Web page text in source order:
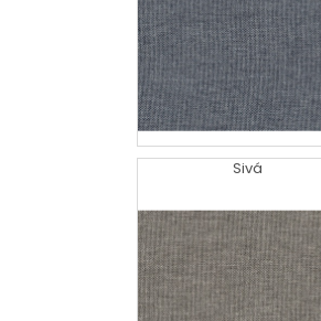
Sivá